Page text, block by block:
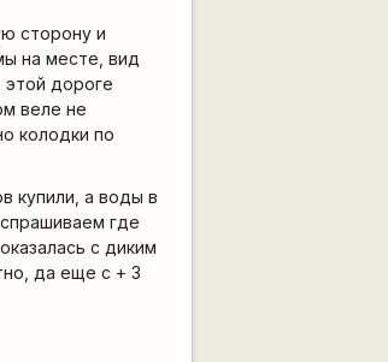
сторону и
на месте, вид
дороге
веле не
колодки по
купили, а воды в
где
с диким
да еще с + 3